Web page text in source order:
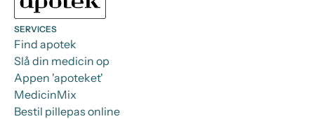
SERVICES
Find apotek
Slå din medicin op
Appen 'apoteket'
MedicinMix
Bestil pillepas online